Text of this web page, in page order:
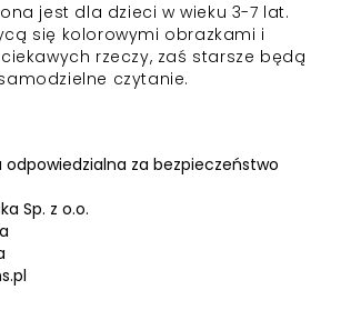
jest dla dzieci w wieku 3-7 lat.
się kolorowymi obrazkami i
rzeczy, zaś starsze będą
czytanie.
za bezpieczeństwo
Sp. z o.o.